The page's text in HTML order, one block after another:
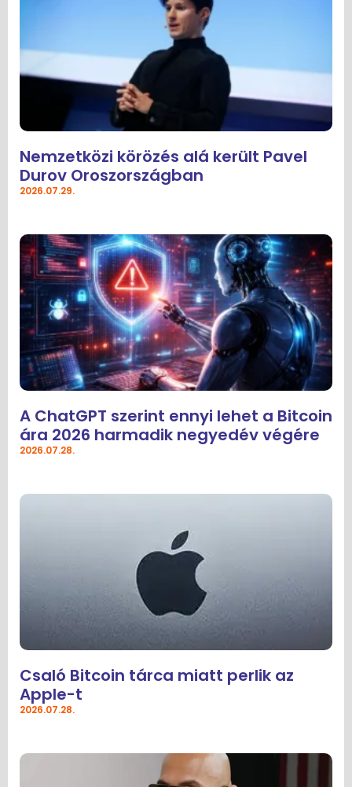
Nemzetközi körözés alá került Pavel
Durov Oroszországban
2026.07.29.
A ChatGPT szerint ennyi lehet a Bitcoin
ára 2026 harmadik negyedév végére
2026.07.28.
Csaló Bitcoin tárca miatt perlik az
Apple-t
2026.07.28.